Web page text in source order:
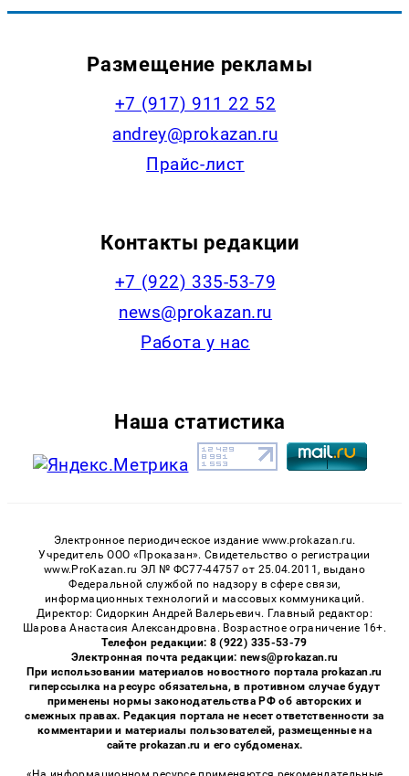
Размещение рекламы
+7 (917) 911 22 52
andrey@prokazan.ru
Прайс-лист
Контакты редакции
+7 (922) 335-53-79
news@prokazan.ru
Работа у нас
Наша статистика
Электронное периодическое издание www.prokazan.ru.
Учредитель ООО «Проказан». Cвидетельство о регистрации
www.ProKazan.ru ЭЛ № ФС77-44757 от 25.04.2011, выдано
Федеральной службой по надзору в сфере связи,
информационных технологий и массовых коммуникаций.
Директор: Сидоркин Андрей Валерьевич. Главный редактор:
Шарова Анастасия Александровна. Возрастное ограничение 16+.
Телефон редакции: 8 (922) 335-53-79
Электронная почта редакции: news@prokazan.ru
При использовании материалов новостного портала prokazan.ru
гиперссылка на ресурс обязательна, в противном случае будут
применены нормы законодательства РФ об авторских и
смежных правах. Редакция портала не несет ответственности за
комментарии и материалы пользователей, размещенные на
сайте prokazan.ru и его субдоменах.